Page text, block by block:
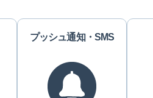
プッシュ通知・SMS